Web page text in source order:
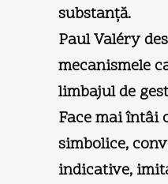
substanţă.
Paul Valéry
mecanismele
limbajul de
Face mai întâi
simbolice,
indicative,